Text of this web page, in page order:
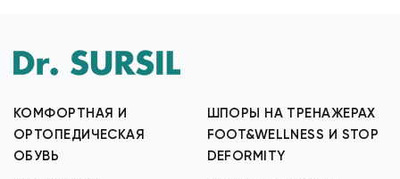
КОМФОРТНАЯ И
ОРТОПЕДИЧЕСКАЯ
ОБУВЬ
ШПОРЫ НА ТРЕНАЖЕРАХ
FOOT&WELLNESS И STOP
DEFORMITY